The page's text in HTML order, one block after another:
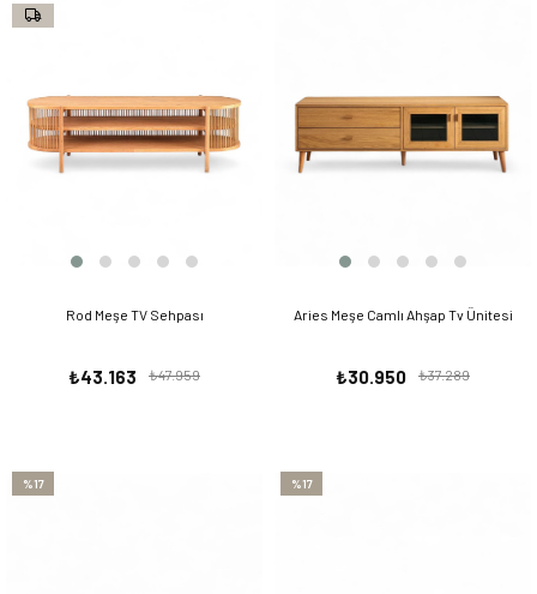
Rod Meşe TV Sehpası
₺43.163 ₺47.959
Ürün
Aries Meşe Camlı Ahşap Tv Ünitesi
₺30.950 ₺37.289
%17 %17